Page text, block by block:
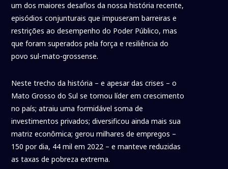
um dos maiores desafios da nossa história recente,
episódios conjunturais que impuseram barreiras e
restrições ao desempenho do Poder Público, mas
que foram superados pela força e resiliência do
povo sul-mato-grossense.
Neste trecho da história – e apesar das crises – o
Mato Grosso do Sul se tornou líder em crescimento
no país; atraiu uma formidável soma de
investimentos privados; diversificou ainda mais sua
matriz econômica; gerou milhares de empregos –
150 por dia, 44 mil em 2022 – e manteve reduzidas
as taxas de pobreza extrema.